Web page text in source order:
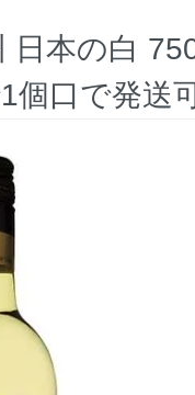
本の白
個口で発送